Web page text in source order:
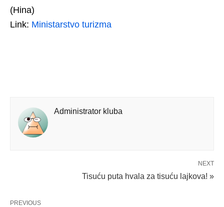
(Hina)
Link: Ministarstvo turizma
Administrator kluba
NEXT
Tisuću puta hvala za tisuću lajkova! »
PREVIOUS